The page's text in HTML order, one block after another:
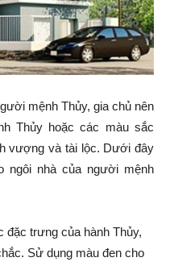
mệnh Thủy, gia chủ nên
Thủy hoặc các màu sắc
vượng và tài lộc. Dưới đây
ngôi nhà của người mệnh
đặc trưng của hành Thủy,
Sử dụng màu đen cho